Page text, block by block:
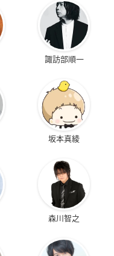
諏訪部順一
坂本真綾
森川智之